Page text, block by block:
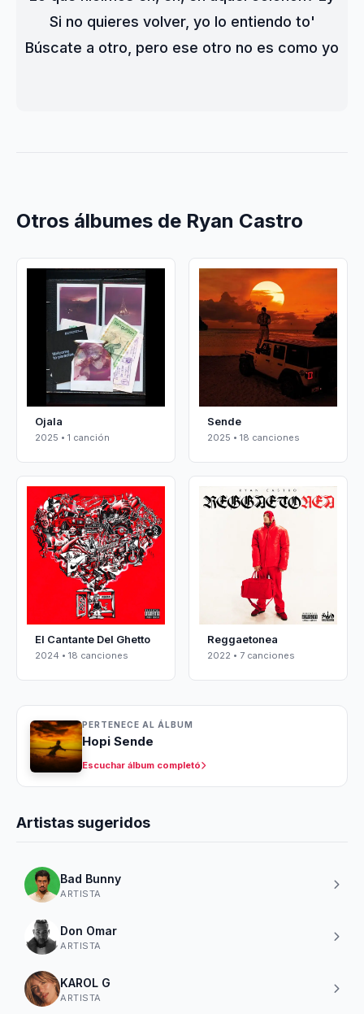
Si no quieres volver, yo lo entiendo to'
Búscate a otro, pero ese otro no es como yo
Otros álbumes de Ryan Castro
Ojala
2025 • 1 canción
Sende
2025 • 18 canciones
El Cantante Del Ghetto
2024 • 18 canciones
Reggaetonea
2022 • 7 canciones
PERTENECE AL ÁLBUM
Hopi Sende
Escuchar álbum completó
Artistas sugeridos
Bad Bunny
ARTISTA
Don Omar
ARTISTA
KAROL G
ARTISTA